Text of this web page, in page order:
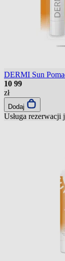
DERMI Sun
10 99
zł
Dodaj
Usługa rezerwacji